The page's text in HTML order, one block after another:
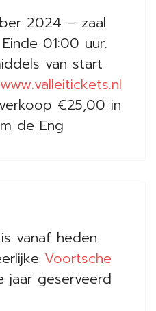
2024 – zaal
01:00 uur.
van start
www.valleitickets.nl
€25,00 in
de Eng
vanaf heden
Voortsche
jaar geserveerd